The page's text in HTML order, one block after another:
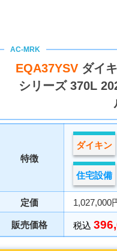
EQA37YSV ダイ
シリーズ 370L
特徴
ダイキン
住宅設備
定価 1,027,000
販売価格 税込